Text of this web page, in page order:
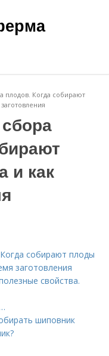
плодов. Когда собирают
и как
собирают плоды
заготовления
свойства.
шиповник